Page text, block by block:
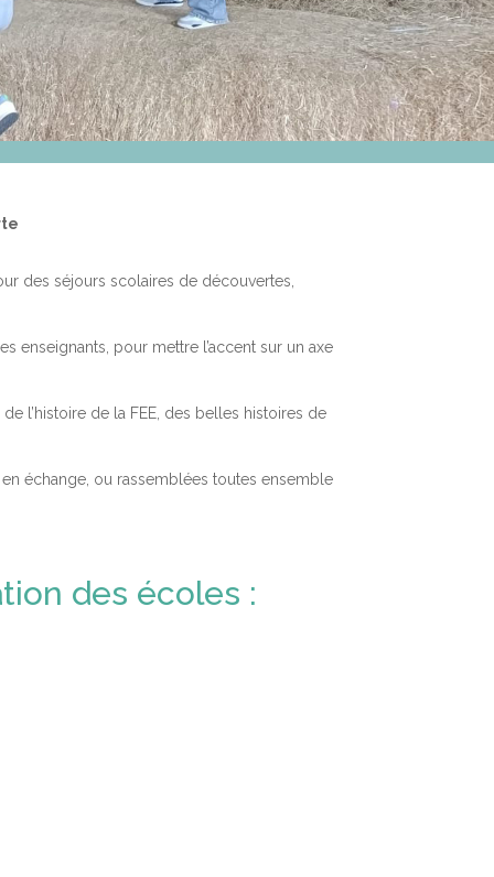
des séjours scolaires de découvertes,
enseignants, pour mettre l’accent sur un axe
l’histoire de la FEE, des belles histoires de
échange, ou rassemblées toutes ensemble
des écoles :